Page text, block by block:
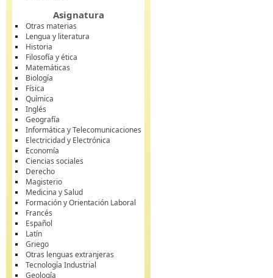
Asignatura
Otras materias
Lengua y literatura
Historia
Filosofía y ética
Matemáticas
Biología
Física
Química
Inglés
Geografía
Informática y Telecomunicaciones
Electricidad y Electrónica
Economía
Ciencias sociales
Derecho
Magisterio
Medicina y Salud
Formación y Orientación Laboral
Francés
Español
Latín
Griego
Otras lenguas extranjeras
Tecnología Industrial
Geología